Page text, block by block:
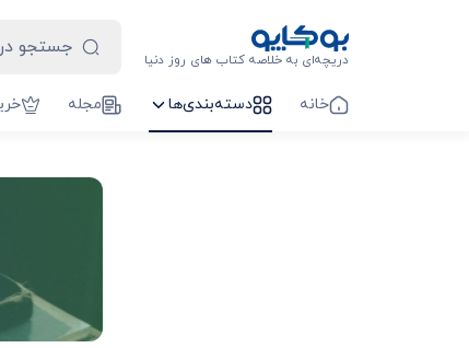
دریچه‌ای به خلاصه کتاب های روز دنیا
خانه دسته‌بندی‌ها مجله